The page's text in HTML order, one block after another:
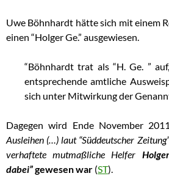
Uwe Böhnhardt hätte sich mit einem
einen “Holger Ge.” ausgewiesen.
“Böhnhardt trat als “H. Ge. ”
entsprechende amtliche
sich unter Mitwirkung der
Dagegen wird Ende November
Ausleihen (…) laut “Süddeutscher
verhaftete mutmaßliche Helfer
dabei”gewesen war (ST).